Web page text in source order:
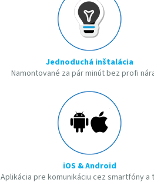
Jednoduchá inštalácia
Namontované za pár minút bez profi
iOS & Android
Aplikácia pre komunikáciu cez smartfóny a